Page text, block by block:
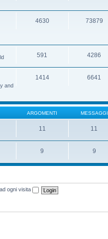
4630 73879
591 4286
and
1414 6641
ARGOMENTI MESSAGGI
11 11
9 9
ogni visita